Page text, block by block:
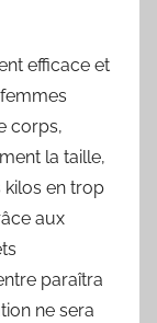
efficace et
corps,
la taille,
kilos en trop
aux
paraîtra
ne sera